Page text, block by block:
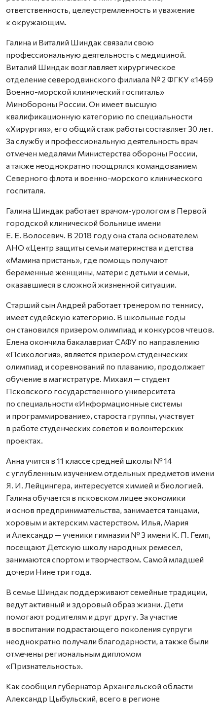
ответственность, целеустремленность и уважение
к окружающим.
Галина и Виталий Шиндак связали свою
профессиональную деятельность с медициной.
Виталий Шиндак возглавляет хирургическое
отделение северодвинского филиала № 2 ФГКУ «1469
Военно-морской клинический госпиталь»
Минобороны России. Он имеет высшую
квалификационную категорию по специальности
«Хирургия», его общий стаж работы составляет 30 лет.
За службу и профессиональную деятельность врач
отмечен медалями Министерства обороны России,
а также неоднократно поощрялся командованием
Северного флота и военно-морского клинического
госпиталя.
Галина Шиндак работает врачом-урологом в Первой
городской клинической больнице имени
Е. Е. Волосевич. В 2018 году она стала основателем
АНО «Центр защиты семьи материнства и детства
«Мамина пристань», где помощь получают
беременные женщины, матери с детьми и семьи,
оказавшиеся в сложной жизненной ситуации.
Старший сын Андрей работает тренером по теннису,
имеет судейскую категорию. В школьные годы
он становился призером олимпиад и конкурсов чтецов.
Елена окончила бакалавриат САФУ по направлению
«Психология», является призером студенческих
олимпиад и соревнований по плаванию, продолжает
обучение в магистратуре. Михаил — студент
Псковского государственного университета
по специальности «Информационные системы
и программирование», староста группы, участвует
в работе студенческих советов и волонтерских
проектах.
Анна учится в 11 классе средней школы № 14
с углубленным изучением отдельных предметов имени
Я. И. Лейцингера, интересуется химией и биологией.
Галина обучается в псковском лицее экономики
и основ предпринимательства, занимается танцами,
хоровым и актерским мастерством. Илья, Мария
и Александр — ученики гимназии № 3 имени К. П. Гемп,
посещают Детскую школу народных ремесел,
занимаются спортом и творчеством. Самой младшей
дочери Нине три года.
В семье Шиндак поддерживают семейные традиции,
ведут активный и здоровый образ жизни. Дети
помогают родителям и друг другу. За участие
в воспитании подрастающего поколения супруги
неоднократно получали благодарности, а также были
отмечены региональным дипломом
«Признательность».
Как сообщил губернатор Архангельской области
Александр Цыбульский, всего в регионе